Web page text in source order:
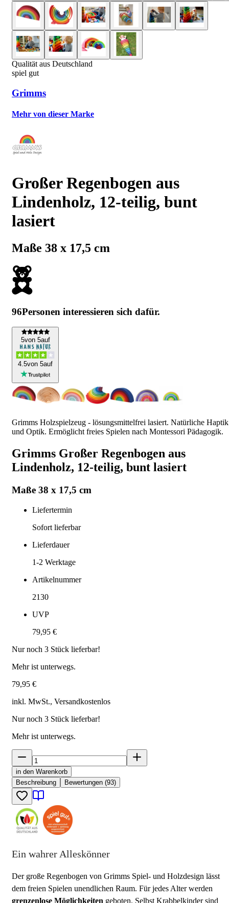
Qualität aus Deutschland
spiel gut
Grimms
Mehr von dieser Marke
Großer Regenbogen aus
Lindenholz, 12-teilig, bunt
lasiert
Maße 38 x 17,5 cm
96Personen interessieren sich dafür.
5von 5auf
4.5von 5auf
Grimms Holzspielzeug - lösungsmittelfrei lasiert. Natürliche Haptik
und Optik. Ermöglicht freies Spielen nach Montessori Pädagogik.
Grimms Großer Regenbogen aus
Lindenholz, 12-teilig, bunt lasiert
Maße 38 x 17,5 cm
Liefertermin
Sofort lieferbar
Lieferdauer
1-2 Werktage
Artikelnummer
2130
UVP
79,95 €
Nur noch 3 Stück lieferbar!
Mehr ist unterwegs.
79,95 €
inkl. MwSt., Versandkostenlos
Nur noch 3 Stück lieferbar!
Mehr ist unterwegs.
in den Warenkorb
Beschreibung
Bewertungen (93)
Ein wahrer Alleskönner
Der große Regenbogen von Grimms Spiel- und Holzdesign lässt
dem freien Spielen unendlichen Raum. Für jedes Alter werden
grenzenlose Möglichkeiten geboten. Selbst Krabbelkinder sind